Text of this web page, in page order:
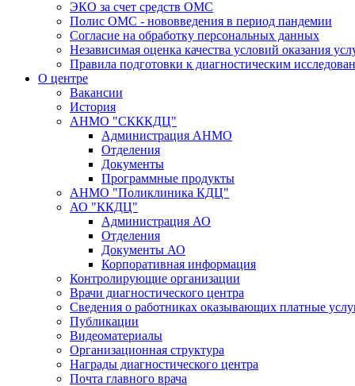
ЭКО за счет средств ОМС
Полис ОМС - нововведения в период пандемии
Согласие на обработку персональных данных
Независимая оценка качества условий оказания
Правила подготовки к диагностическим
О центре
Вакансии
История
АНМО "СКККДЦ"
Администрация АНМО
Отделения
Документы
Программные продукты
АНМО "Поликлиника КДЦ"
АО "ККДЦ"
Администрация АО
Отделения
Документы АО
Корпоративная информация
Контролирующие организации
Врачи диагностического центра
Сведения о работниках оказывающих платные
Публикации
Видеоматериалы
Организационная структура
Награды диагностического центра
Почта главного врача